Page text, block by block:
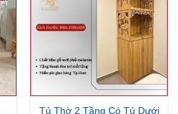
Tủ Thờ 2 Tầng Có Tủ Dưới